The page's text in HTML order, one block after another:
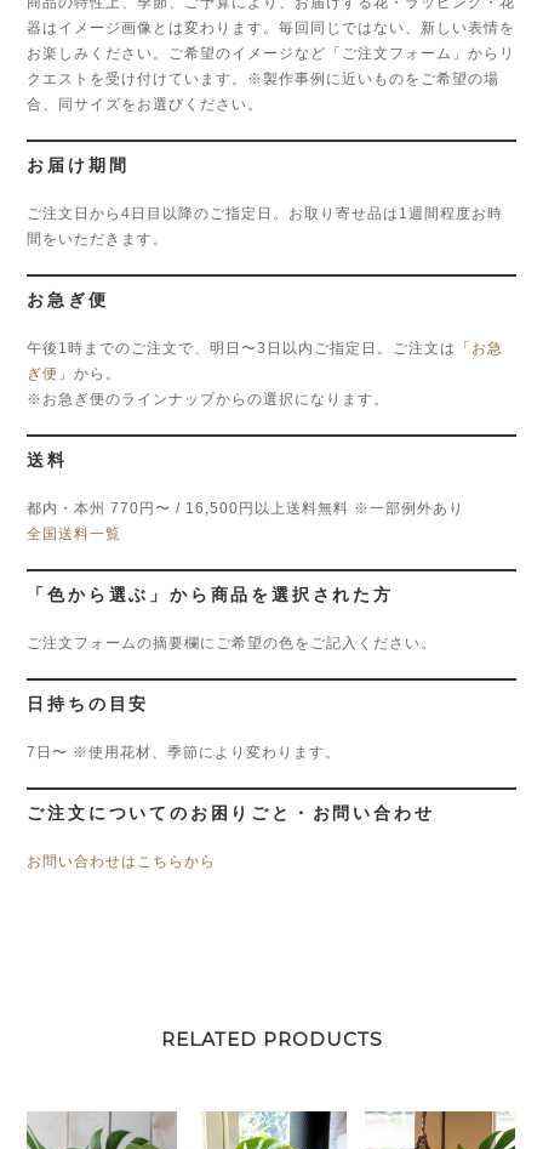
器はイメージ画像とは変わります。毎回同じではない、新しい表情を
お楽しみください。ご希望のイメージなど「ご注文フォーム」からリ
クエストを受け付けています。※製作事例に近いものをご希望の場
合、同サイズをお選びください。
お届け期間
ご注文日から4日目以降のご指定日。お取り寄せ品は1週間程度お時
間をいただきます。
お急ぎ便
午後1時までのご注文で、明日〜3日以内ご指定日。ご注文は「 お急
ぎ便 」から。
※お急ぎ便のラインナップからの選択になります。
送料
都内・本州 770円〜 / 16,500円以上送料無料 ※一部例外あり
全国送料一覧
「色から選ぶ」から商品を選択された方
ご注文フォームの摘要欄にご希望の色をご記入ください。
日持ちの目安
7日〜 ※使用花材、季節により変わります。
ご注文についてのお困りごと・お問い合わせ
お問い合わせはこちらから
RELATED PRODUCTS